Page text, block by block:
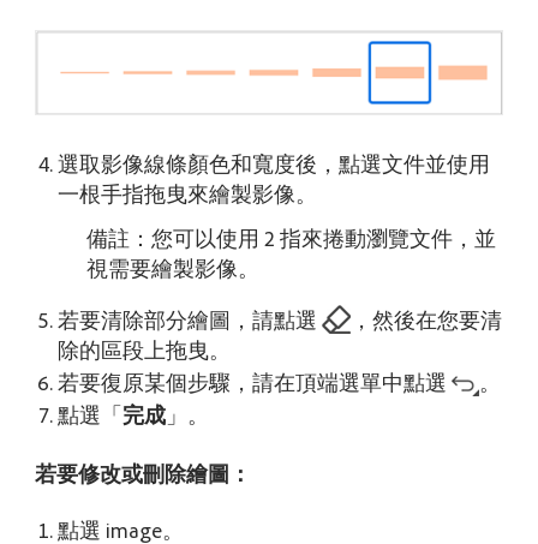
選取影像線條顏色和寬度後，點選文件並使用
一根手指拖曳來繪製影像。
備註：您可以使用 2 指來捲動瀏覽文件，並
視需要繪製影像。
若要清除部分繪圖，請點選
，然後在您要清
除的區段上拖曳。
若要復原某個步驟，請在頂端選單中點選
。
點選「完成 」。
若要修改或刪除繪圖：
點選 image。